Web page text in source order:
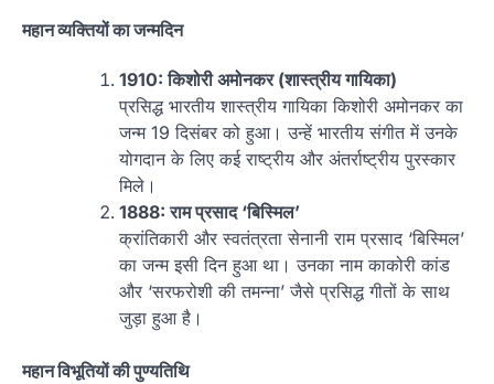
महान व्यक्तियों का जन्मदिन
1910: किशोरी अमोनकर (शास्त्रीय गायिका)
प्रसिद्ध भारतीय शास्त्रीय गायिका किशोरी अमोनकर का
जन्म 19 दिसंबर को हुआ। उन्हें भारतीय संगीत में उनके
योगदान के लिए कई राष्ट्रीय और अंतर्राष्ट्रीय पुरस्कार
मिले।
1888: राम प्रसाद ‘बिस्मिल’
क्रांतिकारी और स्वतंत्रता सेनानी राम प्रसाद ‘बिस्मिल’
का जन्म इसी दिन हुआ था। उनका नाम काकोरी कांड
और ‘सरफरोशी की तमन्ना’ जैसे प्रसिद्ध गीतों के साथ
जुड़ा हुआ है।
महान विभूतियों की पुण्यतिथि